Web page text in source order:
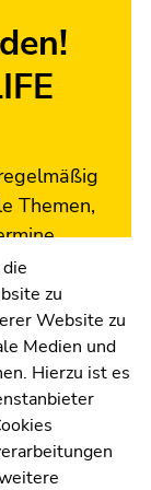
Themen,
zu
Website zu
Medien und
Hierzu ist es